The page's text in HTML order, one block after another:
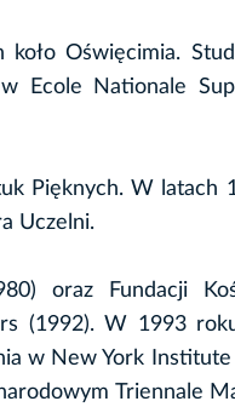
Oświęcimia.
Ecole Nationale
Pięknych. W latach
Uczelni.
oraz Fundacji
(1992). W 1993
w New York
Triennale